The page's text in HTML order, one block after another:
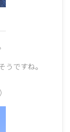
うですね。